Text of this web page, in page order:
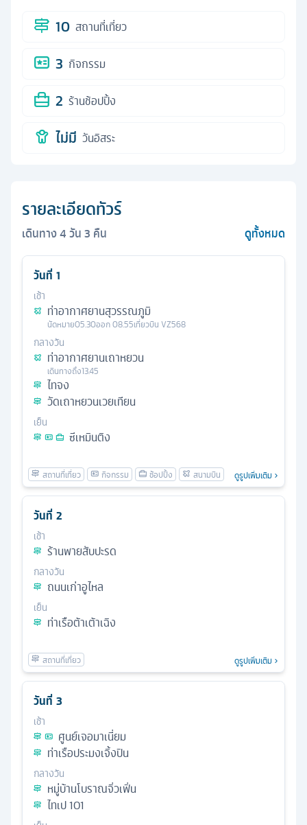
10 สถานที่เที่ยว
3 กิจกรรม
2 ร้านช้อปปิ้ง
ไม่มี วันอิสระ
รายละเอียดทัวร์
เดินทาง4วัน3 คืน ดูทั้งหมด
วันที่ 1
เช้า
ท่าอากาศยานสุวรรณภูมิ
นัดหมาย05.30ออก08.55เที่ยวบิน VZ568
กลางวัน
ท่าอากาศยานเถาหยวน
เดินทางถึง13.45
ไทจง
วัดเถาหยวนเวยเทียน
เย็น
ซีเหมินติง
ดูรูปเพิ่มเติม
วันที่ 2
เช้า
ร้านพายสับปะรด
กลางวัน
ถนนเก่าอูไหล
เย็น
ท่าเรือต้าเต้าเฉิง
ดูรูปเพิ่มเติม
วันที่ 3
เช้า
ศูนย์เจอมาเนี่ยม
ท่าเรือประมงเจิ้งปิน
กลางวัน
หมู่บ้านโบราณจิ่วเฟิ่น
ไทเป 101